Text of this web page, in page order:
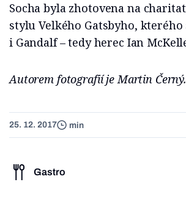
Socha byla zhotovena na
stylu Velkého Gatsbyho,
i Gandalf – tedy herec Ian
Autorem fotografií je Martin Černý.
25. 12. 2017 min
Gastro